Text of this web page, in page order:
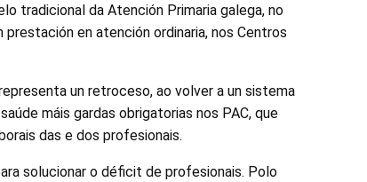
tradicional da Atención Primaria galega, no
en atención ordinaria, nos Centros
un retroceso, ao volver a un sistema
máis gardas obrigatorias nos PAC, que
das e dos profesionais.
solucionar o déficit de profesionais. Polo